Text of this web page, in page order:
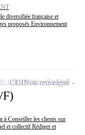
diversifiée française et
proposés Environnement
F)
à Conseiller les clients sur
et collectif Rédiger et
CDINon renseigné
offre à ma sélection